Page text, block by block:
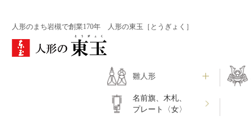
人形のまち岩槻で創業170年 人形の東玉［とうぎょく］
雛人形
名前旗、木札、
プレート〈女〉